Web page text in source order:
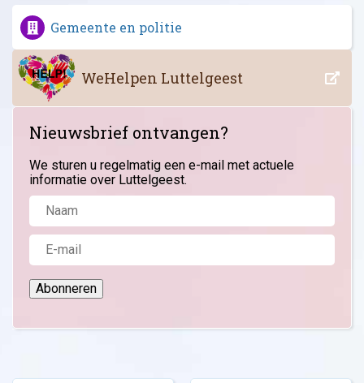
Gemeente en politie
WeHelpen Luttelgeest
Nieuwsbrief ontvangen?
We sturen u regelmatig een e-mail met actuele
informatie over Luttelgeest.
Abonneren